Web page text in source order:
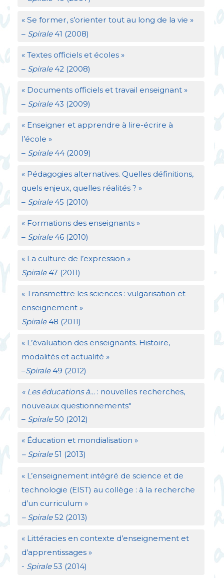
« Se former, s’orienter tout au long de la vie »
– Spirale41 (2008)
« Textes officiels et écoles »
– Spirale42 (2008)
« Documents officiels et travail enseignant »
– Spirale43 (2009)
« Enseigner et apprendre à lire-écrire à
l’école »
– Spirale44 (2009)
« Pédagogies alternatives. Quelles définitions,
quels enjeux, quelles réalités ? »
– Spirale45 (2010)
« Formations des enseignants »
– Spirale46 (2010)
« La culture de l’expression »
Spirale47 (2011)
« Transmettre les sciences : vulgarisation et
enseignement »
Spirale48 (2011)
« L’évaluation des enseignants. Histoire,
modalités et actualité »
–Spirale49 (2012)
« Les éducations à… : nouvelles recherches,
nouveaux questionnements"
– Spirale50 (2012)
« Éducation et mondialisation »
– Spirale51 (2013)
« L’enseignement intégré de science et de
technologie (EIST) au collège : à la recherche
d’un curriculum »
– Spirale52 (2013)
« Littéracies en contexte d’enseignement et
d’apprentissages »
- Spirale53 (2014)